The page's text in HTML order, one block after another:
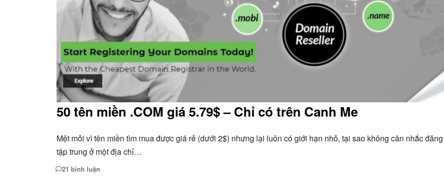
50 tên miền .COM giá 5.79$ – Chỉ có trên Canh Me
Mệt mỏi vì tên miền tìm mua được giá rẻ (dưới 2$) nhưng lại luôn có giới hạn nhỏ, tại sao không cân nhắc
tập trung ở một địa chỉ…
21 bình luận